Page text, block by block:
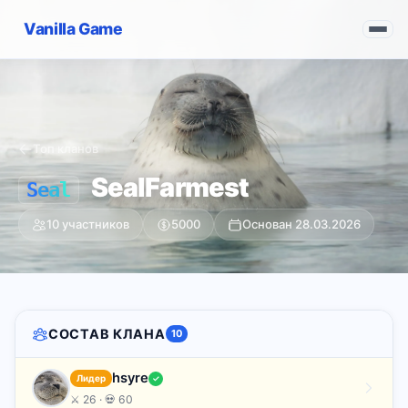
Vanilla Game
Топ кланов
Seal SealFarmest
10 участников 5000 Основан 28.03.2026
СОСТАВ КЛАНА 10
Лидер hsyre ✓
⚔ 26 · 💀 60